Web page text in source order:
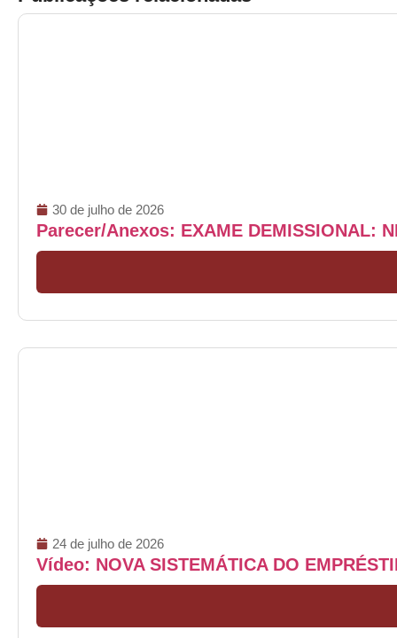
30 de julho de 2026
Parecer/Anexos: EXAME DEMISSIONAL:
24 de julho de 2026
Vídeo: NOVA SISTEMÁTICA DO